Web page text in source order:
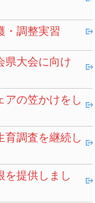
・調整実習
県大会に向け
アの笠かけをし
育調査を継続し
を提供しまし